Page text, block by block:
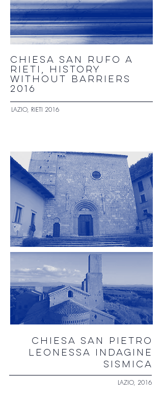
chiesa san rufo a
rieti, history
without barriers
2016
LAZIO, RIETI 2016
CHIESA SAN PIETRO
LEONESSA INDAGINE
SISMICA
LAZIO, 2016